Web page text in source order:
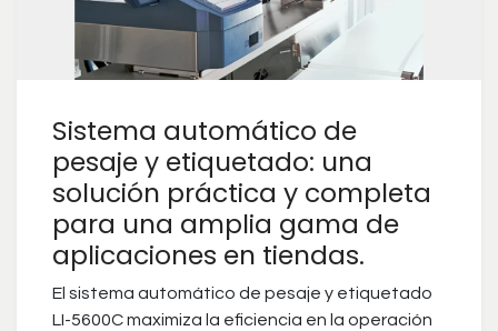
Sistema automático de
pesaje y etiquetado: una
solución práctica y completa
para una amplia gama de
aplicaciones en tiendas.
El sistema automático de pesaje y etiquetado
LI-5600C maximiza la eficiencia en la operación